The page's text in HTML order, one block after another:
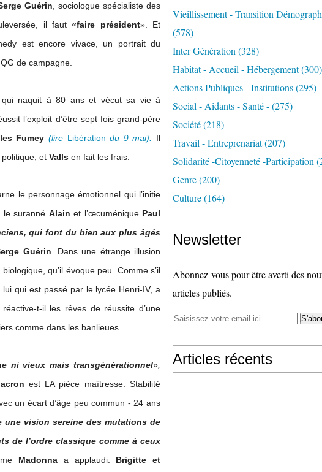
Guérin , sociologue spécialiste des
il faut«faire président». Et
est encore vivace, un portrait du
de campagne.
qui naquit à 80 ans et vécut sa vie à
l’exploit d’être sept fois grand-père
Fumey (lire Libération du 9 mai).
Il
et Valls en fait les frais.
le personnage émotionnel qui l’initie
, le suranné Alain et l’œcuménique Paul
qui font du bien aux plus âgés
Guérin . Dans une étrange illusion
qu’il évoque peu. Comme s’il
lui qui est passé par le lycée Henri-IV, a
t-il les rêves de réussite d’une
comme dans les banlieues.
ni vieux mais transgénérationnel»,
est LA pièce maîtresse. Stabilité
un écart d’âge peu commun - 24 ans
une vision sereine des mutations de
de l’ordre classique comme à ceux
Madonna a applaudi. Brigitte et
Vieillissement - Transition
(578)
Inter Génération (328)
Habitat - Accueil - Hébergement(300)
Actions Publiques - Institutions(295)
Social - Aidants - Santé -(275)
Société(218)
Travail - Entreprenariat(207)
Solidarité -citoyenneté -participation
Genre(200)
Culture(164)
Newsletter
Abonnez-vous pour être averti des
articles publiés.
Articles récents